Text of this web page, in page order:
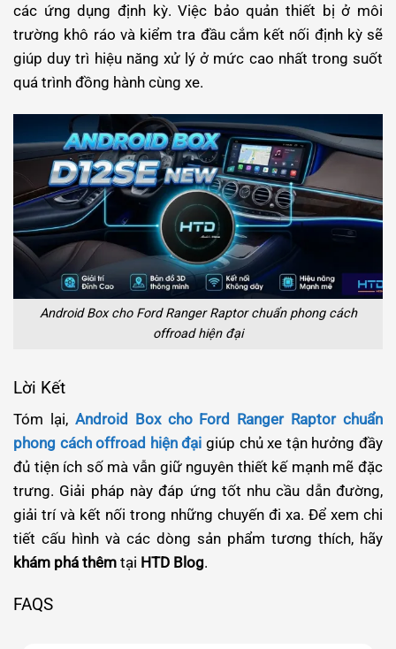
các ứng dụng định kỳ. Việc bảo quản thiết bị ở môi
trường khô ráo và kiểm tra đầu cắm kết nối định kỳ sẽ
giúp duy trì hiệu năng xử lý ở mức cao nhất trong suốt
quá trình đồng hành cùng xe.
Android Box cho Ford Ranger Raptor chuẩn phong cách
offroad hiện đại
Lời Kết
Tóm lại, Android Box cho Ford Ranger Raptor chuẩn
phong cách offroad hiện đại giúp chủ xe tận hưởng đầy
đủ tiện ích số mà vẫn giữ nguyên thiết kế mạnh mẽ đặc
trưng. Giải pháp này đáp ứng tốt nhu cầu dẫn đường,
giải trí và kết nối trong những chuyến đi xa. Để xem chi
tiết cấu hình và các dòng sản phẩm tương thích, hãy
khám phá thêm tại HTD Blog.
FAQS